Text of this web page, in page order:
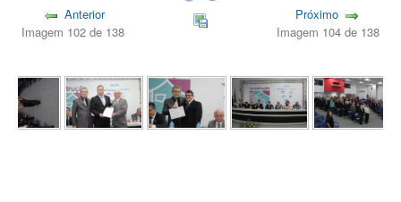
Anterior
Imagem 102 de 138
Próximo
Imagem 104 de 138